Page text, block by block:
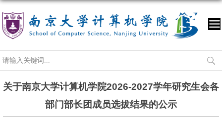
关于南京大学计算机学院2026-2027学年研究生会各
部门部长团成员选拔结果的公示